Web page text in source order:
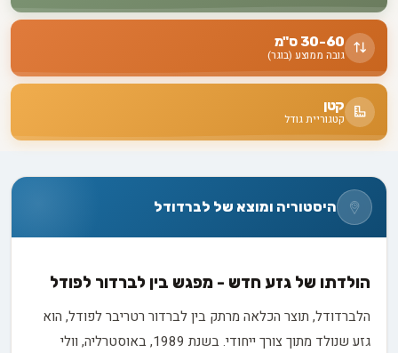
30-60 ס"מ
גובה ממוצע (בוגר)
קטן
קטגוריית גודל
היסטוריה ומוצא של לברדודל
הולדתו של גזע חדש - מפגש בין לברדור לפודל
הלברדודל, תוצר הכלאה מרתק בין לברדור רטריבר לפודל, הוא
גזע שנולד מתוך צורך ייחודי. בשנת 1989, באוסטרליה, וולי